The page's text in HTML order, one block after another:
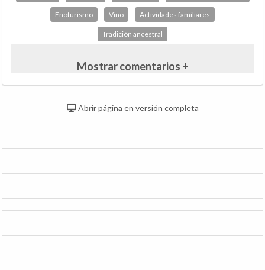
Enoturismo Vino Actividades familiares
Tradición ancestral
Mostrar comentarios +
Abrir página en versión completa